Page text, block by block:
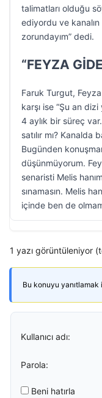
talimatları olduğu
ediyordu ve
zorundayım” dedi.
“FEYZA
Faruk Turgut,
karşı ise “Şu an
4 aylık bir süreç
satılır mı?
Bugünden
düşünmüyorum.
senaristi Melis
sınamasın. Melis
içinde ben de
1 yazı görüntüleniyor
Bu konuyu yanıtlamak
Kullanıcı adı:
Parola:
Beni hatırla